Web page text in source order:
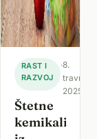
RAST I
RAZVOJ
·8.
travnja
2025.
Štetne
kemikalije